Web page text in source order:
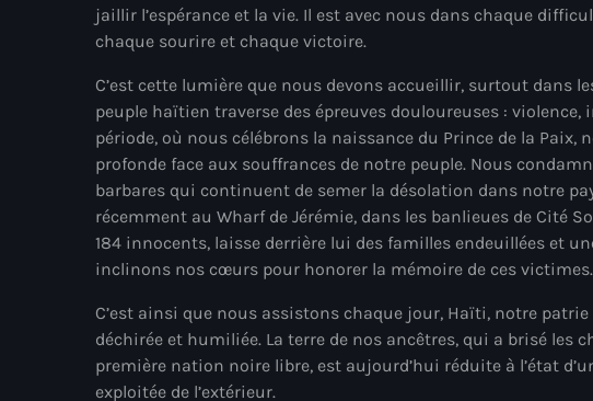
jaillir l’espérance et la vie. Il est avec nous dans chaque
chaque sourire et chaque victoire.
C’est cette lumière que nous devons accueillir, surtout dans
peuple haïtien traverse des épreuves douloureuses :
période, où nous célébrons la naissance du Prince de la Paix,
profonde face aux souffrances de notre peuple. Nous
barbares qui continuent de semer la désolation dans notre
récemment au Wharf de Jérémie, dans les banlieues de Cité
184 innocents, laisse derrière lui des familles endeuillées et
inclinons nos cœurs pour honorer la mémoire de ces victimes.
C’est ainsi que nous assistons chaque jour, Haïti, notre
déchirée et humiliée. La terre de nos ancêtres, qui a brisé les
première nation noire libre, est aujourd’hui réduite à l’état
exploitée de l’extérieur.